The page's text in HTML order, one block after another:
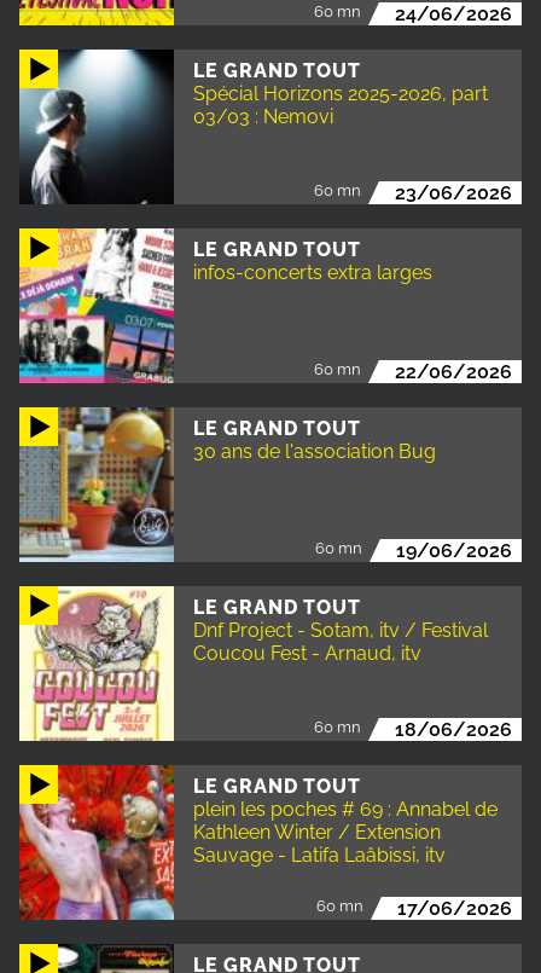
60 mn 24/06/2026
LE GRAND TOUT
Spécial Horizons 2025-2026, part
03/03 : Nemovi
60 mn 23/06/2026
LE GRAND TOUT
infos-concerts extra larges
60 mn 22/06/2026
LE GRAND TOUT
30 ans de l'association Bug
60 mn 19/06/2026
LE GRAND TOUT
Dnf Project - Sotam, itv / Festival
Coucou Fest - Arnaud, itv
60 mn 18/06/2026
LE GRAND TOUT
plein les poches # 69 : Annabel de
Kathleen Winter / Extension
Sauvage - Latifa Laâbissi, itv
60 mn 17/06/2026
LE GRAND TOUT